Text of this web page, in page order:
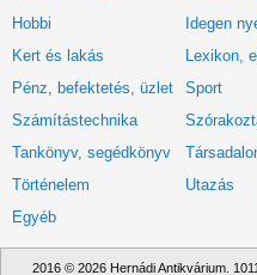
Hobbi
Idegen
Kert és lakás
Lexikon,
Pénz, befektetés, üzlet
Sport
Számítástechnika
Tankönyv, segédkönyv
Történelem
Utazás
Egyéb
2016 © 2026 Hernádi Antikvárium.